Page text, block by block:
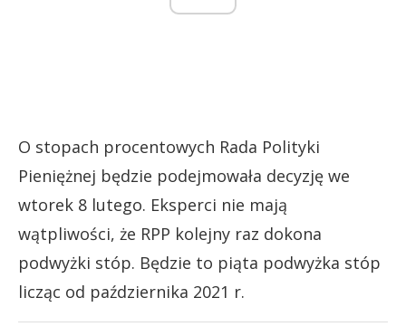
O stopach procentowych Rada Polityki
Pieniężnej będzie podejmowała decyzję we
wtorek 8 lutego. Eksperci nie mają
wątpliwości, że RPP kolejny raz dokona
podwyżki stóp. Będzie to piąta podwyżka stóp
licząc od października 2021 r.